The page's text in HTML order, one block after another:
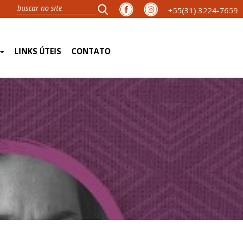
+55(31) 3224-7659
LINKS ÚTEIS CONTATO